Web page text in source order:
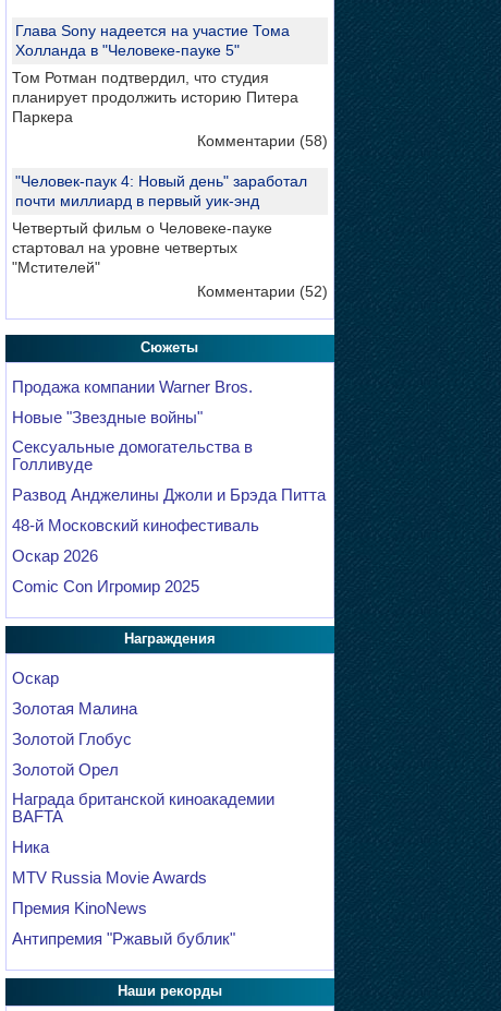
Глава Sony надеется на участие Тома
Холланда в "Человеке-пауке 5"
Том Ротман подтвердил, что студия
планирует продолжить историю Питера
Паркера
Комментарии (58)
"Человек-паук 4: Новый день" заработал
почти миллиард в первый уик-энд
Четвертый фильм о Человеке-пауке
стартовал на уровне четвертых
"Мстителей"
Комментарии (52)
Сюжеты
Продажа компании Warner Bros.
Новые "Звездные войны"
Сексуальные домогательства в
Голливуде
Развод Анджелины Джоли и Брэда Питта
48-й Московский кинофестиваль
Оскар 2026
Comic Con Игромир 2025
Награждения
Оскар
Золотая Малина
Золотой Глобус
Золотой Орел
Награда британской киноакадемии
BAFTA
Ника
MTV Russia Movie Awards
Премия KinoNews
Антипремия "Ржавый бублик"
Наши рекорды